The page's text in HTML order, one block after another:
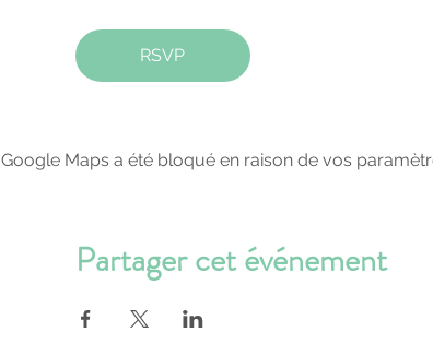
RSVP
Google Maps a été bloqué en raison de vos
Partager cet événement